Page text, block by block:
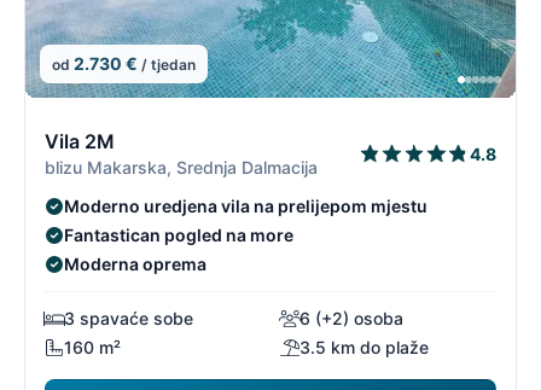
od 2.730 € / tjedan
Vila 2M
blizu Makarska, Srednja Dalmacija
4.8
Moderno uredjena vila na prelijepom mjestu
Fantastican pogled na more
Moderna oprema
3 spavaće sobe
6 (+2) osoba
160 m²
3.5 km do plaže